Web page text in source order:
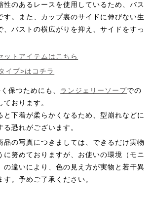
性のあるレースを使用しているため、バス
す。また、カップ裏のサイドに伸びない生
、バストの横広がりを抑え、サイドをすっ
トアイテムはこちら
イプ>はコチラ
保つためにも、 ランジェリーソープでの
おります。
下着が柔らかくなるため、型崩れなどに
恐れがございます。
の写真につきましては、できるだけ実物
に努めておりますが、お使いの環境（モニ
の違いにより、色の見え方が実物と若干異
。予めご了承ください。